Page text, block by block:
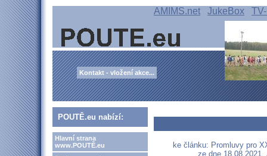
AMIMS.net JukeBox
Kontakt - vložení akce...
POUTĚ.eu nabízí:
Hlavní strana
www.POUTĚ.eu
ke článku: Promluvy pro
ze dne